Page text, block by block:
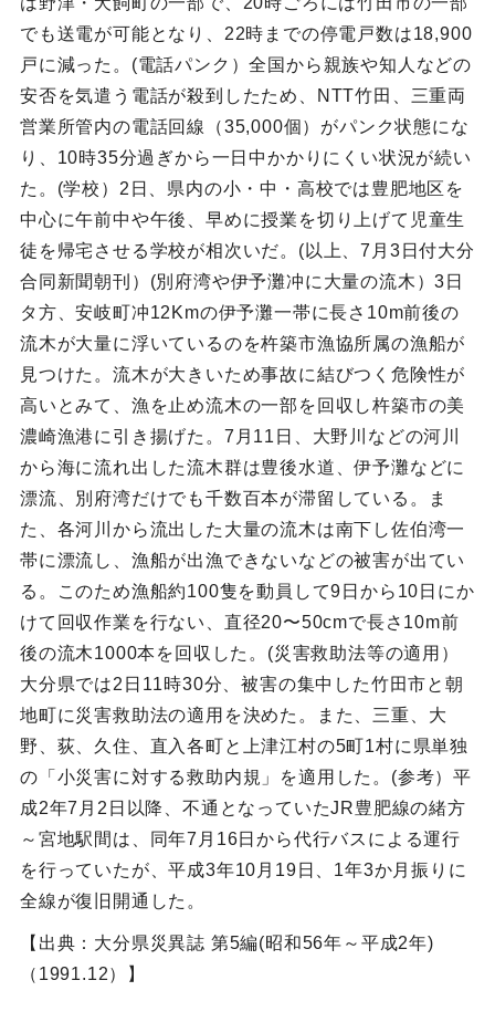
でも送電が可能となり、22時までの停電戸数は18,900
戸に減った。(電話パンク）全国から親族や知人などの
安否を気遣う電話が殺到したため、NTT竹田、三重両
営業所管内の電話回線（35,000個）がパンク状態にな
り、10時35分過ぎから一日中かかりにくい状況が続い
た。(学校）2日、県内の小・中・高校では豊肥地区を
中心に午前中や午後、早めに授業を切り上げて児童生
徒を帰宅させる学校が相次いだ。(以上、7月3日付大分
合同新聞朝刊）(別府湾や伊予灘冲に大量の流木）3日
タ方、安岐町冲12Kmの伊予灘一帯に長さ10m前後の
流木が大量に浮いているのを杵築市漁協所属の漁船が
見つけた。流木が大きいため事故に結びつく危険性が
高いとみて、漁を止め流木の一部を回収し杵築市の美
濃崎漁港に引き揚げた。7月11日、大野川などの河川
から海に流れ出した流木群は豊後水道、伊予灘などに
漂流、別府湾だけでも千数百本が滞留している。ま
た、各河川から流出した大量の流木は南下し佐伯湾一
帯に漂流し、漁船が出漁できないなどの被害が出てい
る。このため漁船約100隻を動員して9日から10日にか
けて回収作業を行ない、直径20〜50cmで長さ10m前
後の流木1000本を回収した。(災害救助法等の適用）
大分県では2日11時30分、被害の集中した竹田市と朝
地町に災害救助法の適用を決めた。また、三重、大
野、荻、久住、直入各町と上津江村の5町1村に県単独
の「小災害に対する救助内規」を適用した。(参考）平
成2年7月2日以降、不通となっていたJR豊肥線の緒方
～宮地駅間は、同年7月16日から代行バスによる運行
を行っていたが、平成3年10月19日、1年3か月振りに
全線が復旧開通した。
【出典：大分県災異誌 第5編(昭和56年～平成2年)
（1991.12）】